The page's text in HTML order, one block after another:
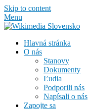
Skip to content
Menu
Hlavná stránka
O nás
Stanovy
Dokumenty
Ľudia
Podporili nás
Napísali o nás
Zapojte sa